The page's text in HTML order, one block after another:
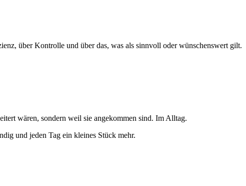
über Kontrolle und über das, was als sinnvoll oder wünschenswert gilt.
wären, sondern weil sie angekommen sind. Im Alltag.
und jeden Tag ein kleines Stück mehr.